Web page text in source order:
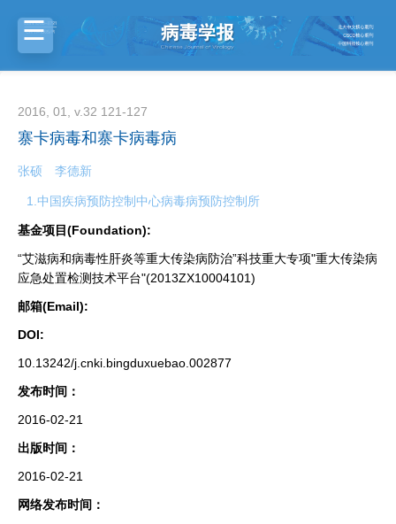
2016, 01, v.32 121-127
寨卡病毒和寨卡病毒病
张硕 李德新
1.中国疾病预防控制中心病毒病预防控制所
基金项目(Foundation):
“艾滋病和病毒性肝炎等重大传染病防治”科技重大专项"重大传染病
应急处置检测技术平台"(2013ZX10004101)
邮箱(Email):
DOI:
10.13242/j.cnki.bingduxuebao.002877
发布时间：
2016-02-21
出版时间：
2016-02-21
网络发布时间：